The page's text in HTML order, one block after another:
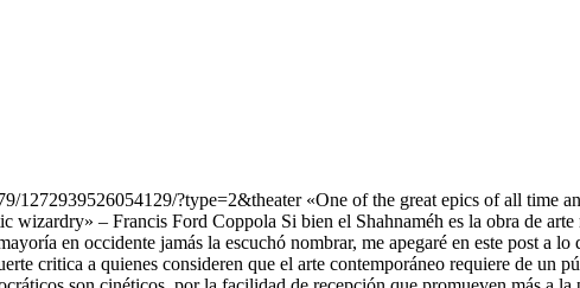
1272939526054129/?type=2&theater «One of the great epics of all time
– Francis Ford Coppola Si bien el Shahnaméh es la obra de
en occidente jamás la escuchó nombrar, me apegaré en este post a
critica a quienes consideren que el arte contemporáneo requiere de un